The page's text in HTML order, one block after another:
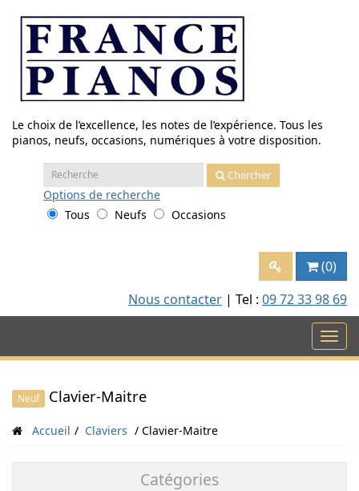
contenu
Le choix de l’excellence, les notes de l’expérience. Tous les
pianos, neufs, occasions, numériques à votre disposition.
Recherche
:
Chercher
Options de recherche
Tous
Neufs Occasions
(0)
Nous contacter | Tel : 09 72 33 98 69
Neuf Clavier-Maitre
Accueil Claviers Clavier-Maitre
Catégories